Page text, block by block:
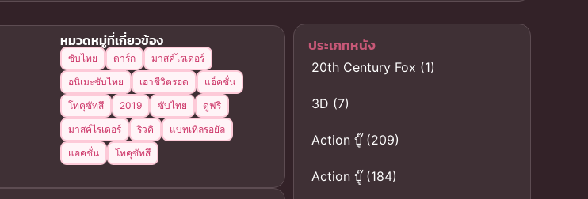
หมวดหมู่ที่เกี่ยวข้อง
ซับไทย ดาร์ก
มาสค์ไรเดอร์
อนิเมะซับไทย
เอาชีวิตรอด
แอ็คชั่น
โทคุซัทสึ
2019 ซับไทย
ดูฟรี
มาสค์ไรเดอร์
ริวคิ
แบทเทิลรอยัล
แอคชั่น
โทคุซัทสึ
ประเภทหนัง
20th Century Fox(1)
3D (7)
Action บู๊(209)
Action บู๊(184)